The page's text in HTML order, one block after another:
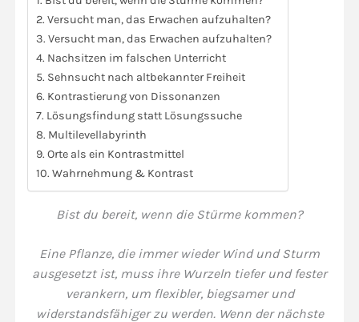
Versucht man, das Erwachen aufzuhalten?
Versucht man, das Erwachen aufzuhalten?
Nachsitzen im falschen Unterricht
Sehnsucht nach altbekannter Freiheit
Kontrastierung von Dissonanzen
Lösungsfindung statt Lösungssuche
Multilevellabyrinth
Orte als ein Kontrastmittel
Wahrnehmung & Kontrast
Bist du bereit, wenn die Stürme kommen?
Eine Pflanze, die immer wieder Wind und Sturm
ausgesetzt ist, muss ihre Wurzeln tiefer und fester
verankern, um flexibler, biegsamer und
widerstandsfähiger zu werden. Wenn der nächste